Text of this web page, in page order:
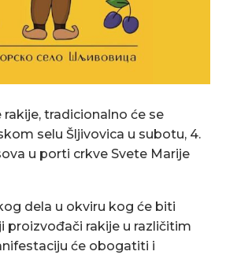
rakije, tradicionalno će se
selu Šljivovica u subotu, 4.
u porti crkve Svete Marije
dela u okviru kog će biti
proizvođači rakije u različitim
će obogatiti i